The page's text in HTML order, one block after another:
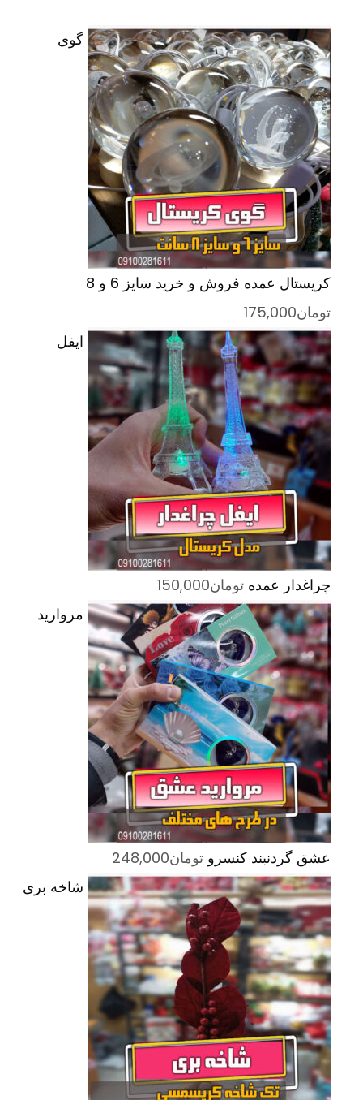
گوی
کریستال عمده فروش و خرید سایز 6 و 8
تومان175,000
ایفل
چراغدار عمده تومان150,000
مروارید
عشق گردنبند کنسرو تومان248,000
شاخه بری